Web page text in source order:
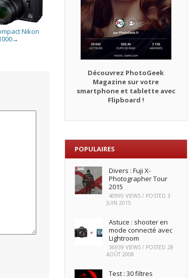
Nikon
→
Découvrez PhotoGeek
Magazine sur votre
smartphone et tablette avec
Flipboard !
POPULAIRES
Divers : Fuji X-
Photographer Tour
2015
40995 VIEWS / POSTED3
JUIN 2015
Astuce : shooter en
mode connecté avec
Lightroom
36939 VIEWS / POSTED28
AOÛT 2008
Test : 30 filtres